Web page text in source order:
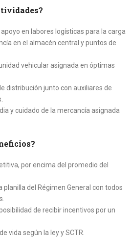
en labores logísticas para la carga
en el almacén central y puntos de
vehicular asignada en óptimas
distribución junto con auxiliares de
y cuidado de la mercancía asignada
por encima del promedio del
planilla del Régimen General con todos
de recibir incentivos por un
vida según la ley y SCTR.